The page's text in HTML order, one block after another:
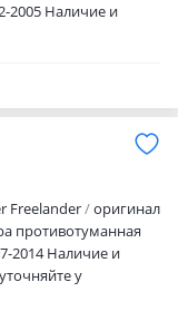
2005 Наличие и
у
Freelander
оригинал
противотуманная
2014 Наличие и
у